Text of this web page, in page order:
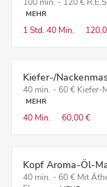
MEHR
1 Std. 40 Min.
Kiefer-/
40 min. - 60 € Kiefer-
MEHR
40 Min. 60,00 €
Kopf Aroma-Öl-
40 min. - 60 € Mit